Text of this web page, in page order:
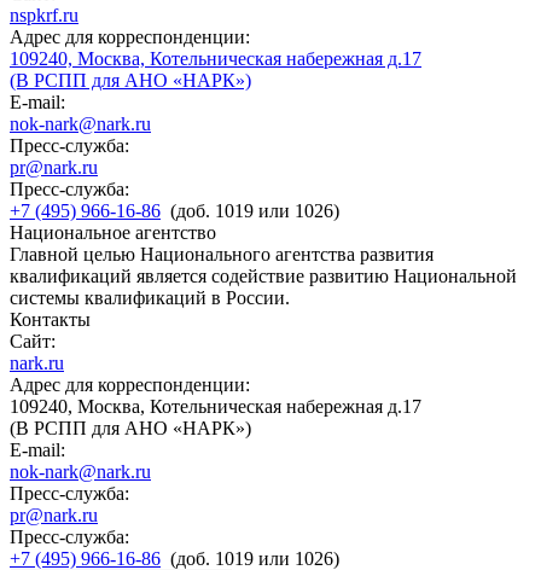
nspkrf.ru
Адрес для корреспонденции:
109240, Москва, Котельническая набережная д.17
(В РСПП для АНО «НАРК»)
E-mail:
nok-nark@nark.ru
Пресс-служба:
pr@nark.ru
Пресс-служба:
+7 (495) 966-16-86 (доб. 1019 или 1026)
Национальное агентство
Главной целью Национального агентства развития
квалификаций является содействие развитию Национальной
системы квалификаций в России.
Контакты
Сайт:
nark.ru
Адрес для корреспонденции:
109240, Москва, Котельническая набережная д.17
(В РСПП для АНО «НАРК»)
E-mail:
nok-nark@nark.ru
Пресс-служба:
pr@nark.ru
Пресс-служба:
+7 (495) 966-16-86 (доб. 1019 или 1026)